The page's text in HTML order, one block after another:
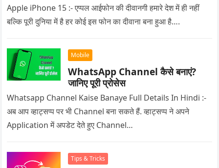
Apple iPhone 15 :- एप्पल आईफोन की दीवानगी हमारे देश में ही नहीं
बल्कि पूरी दुनिया में है हर कोई इस फोन का दीवाना बना हुआ है….
Mobile
WhatsApp Channel कैसे बनाएं?
जानिए पूरी प्रोसेस
Whatsapp Channel Kaise Banaye Full Details In Hindi :-
अब आप व्हाट्सप्प पर भी Channel बना सकते हैं. व्हाट्सप्प ने अपने
Application में अपडेट देते हुए Channel…
Tips & Tricks